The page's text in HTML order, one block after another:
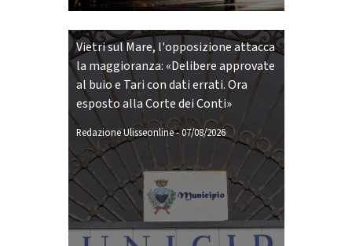
Vietri sul Mare, l'opposizione attacca
la maggioranza: «Delibere approvate
al buio e Tari con dati errati. Ora
esposto alla Corte dei Conti»
Redazione Ulisseonline-07/08/2026